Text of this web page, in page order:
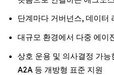
단계마다 거버넌스, 데이터
대규모 환경에서 다중 에이
상호 운용 및 의사결정 가
A2A 등 개방형 표준 지원